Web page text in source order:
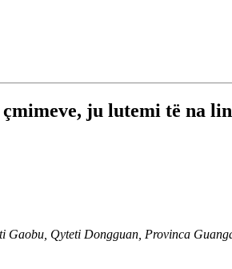
ju lutemi të na
Gaobu, Qyteti Dongguan, Provinca